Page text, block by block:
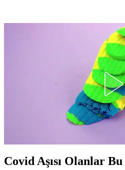
Covid Aşısı Olanlar